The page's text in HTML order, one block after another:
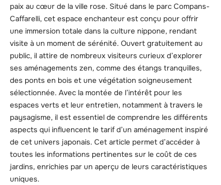
paix au cœur de la ville rose. Situé dans le parc Compans-
Caffarelli, cet espace enchanteur est conçu pour offrir
une immersion totale dans la culture nippone, rendant
visite à un moment de sérénité. Ouvert gratuitement au
public, il attire de nombreux visiteurs curieux d’explorer
ses aménagements zen, comme des étangs tranquilles,
des ponts en bois et une végétation soigneusement
sélectionnée. Avec la montée de l’intérêt pour les
espaces verts et leur entretien, notamment à travers le
paysagisme, il est essentiel de comprendre les différents
aspects qui influencent le tarif d’un aménagement inspiré
de cet univers japonais. Cet article permet d’accéder à
toutes les informations pertinentes sur le coût de ces
jardins, enrichies par un aperçu de leurs caractéristiques
uniques.